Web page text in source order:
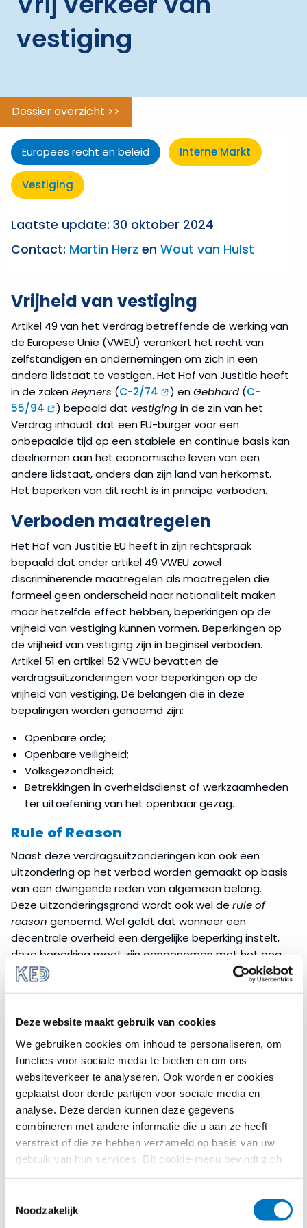
Deze website maakt gebruik van cookies
We gebruiken cookies om inhoud te personaliseren, om
functies voor sociale media te bieden en om ons
websiteverkeer te analyseren. Ook worden er cookies
geplaatst door derde partijen voor sociale media en
analyse. Deze derden kunnen deze gegevens
combineren met andere informatie die u aan ze heeft
verstrekt of die ze hebben verzameld op basis van uw
gebruik van hun services. Dit cookie-menu bevindt zich
Noodzakelijk
vestiging
Vrij
van
menu
verkeer
van
goederen
Vrij
verkeer
van
Vrij
van
Dossier overzicht >>
Europees recht en beleid Interne Markt
Vestiging
Laatste update: 30 oktober 2024
Contact: Martin Herz en Wout van Hulst
Vrijheid van vestiging
Artikel 49 van het Verdrag betreffende de werking van
de Europese Unie (VWEU) verankert het recht van
zelfstandigen en ondernemingen om zich in een
andere lidstaat te vestigen. Het Hof van Justitie heeft
in de zakenReyners (C-2/74 ) enGebhard(C-
55/94
) bepaald dat vestigingin de zin van het
Verdrag inhoudt dat een EU-burger voor een
onbepaalde tijd op een stabiele en continue basis kan
deelnemen aan het economische leven van een
andere lidstaat, anders dan zijn land van herkomst.
Het beperken van dit recht is in principe verboden.
Verboden maatregelen
Het Hof van Justitie EU heeft in zijn rechtspraak
bepaald dat onder artikel 49 VWEU zowel
discriminerende maatregelen als maatregelen die
formeel geen onderscheid naar nationaliteit maken
maar hetzelfde effect hebben, beperkingen op de
vrijheid van vestiging kunnen vormen. Beperkingen op
de vrijheid van vestiging zijn in beginsel verboden.
Artikel 51 en artikel 52 VWEU bevatten de
verdragsuitzonderingen voor beperkingen op de
vrijheid van vestiging. De belangen die in deze
bepalingen worden genoemd zijn:
Openbare orde;
Openbare veiligheid;
Volksgezondheid;
Betrekkingen in overheidsdienst of werkzaamheden
ter uitoefening van het openbaar gezag.
Rule of Reason
Naast deze verdragsuitzonderingen kan ook een
uitzondering op het verbod worden gemaakt op basis
van een dwingende reden van algemeen belang.
Deze uitzonderingsgrond wordt ook wel de rule of
reason genoemd. Wel geldt dat wanneer een
decentrale overheid een dergelijke beperking instelt,
deze beperking moet zijn aangenomen met het oog
op een legitiem openbaar belang. Daarnaast mag de
beperking niet discriminerend zijn en moet het
overheid voor ogen heeft te bereiken. Tenslotte moet
De Dienstenrichtlijn
DeDienstenrichtlijn
is van toepassing op de vrijheid
van vestiging. Hoofdstuk III van de Dienstenrichtlijn
bevat specifiek bepalingen over de vrijheid van
vestiging. Decentrale overheden kunnen daarom de
Dienstenrichtlijn raadplegen voor situaties die
toepassing is. Artikel 49 VWEU is van belang: